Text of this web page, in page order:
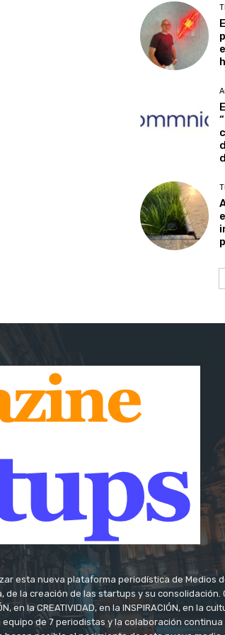
esta nueva plataforma periodística de Medios
la creación de las startups y su consolidación.
en la CREATIVIDAD, en la INSPIRACIÓN, en la
equipo de 7 periodistas y la colaboración continua